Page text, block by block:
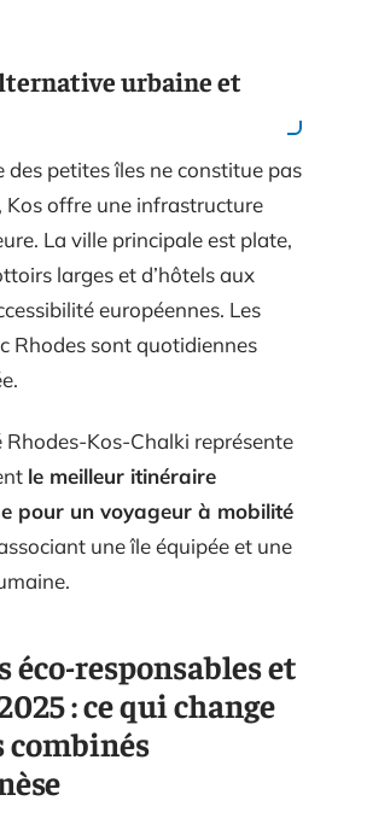
urbaine et
des petites îles ne constitue pas
Kos offre une infrastructure
La ville principale est plate,
larges et d’hôtels aux
européennes. Les
Rhodes sont quotidiennes
Rhodes-Kos-Chalki représente
le meilleur itinéraire
pour un voyageur à mobilité
une île équipée et une
éco-responsables et
: ce qui change
combinés